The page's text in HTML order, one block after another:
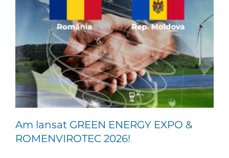
Am lansat GREEN ENERGY EXPO &
ROMENVIROTEC 2026!